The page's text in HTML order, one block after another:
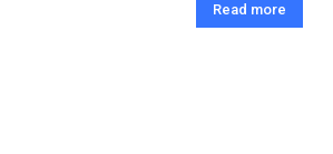
Read more